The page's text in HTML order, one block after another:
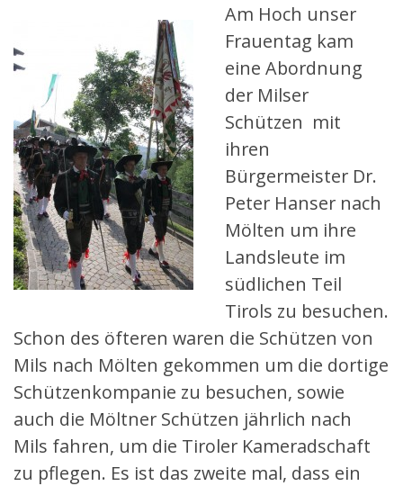
Am Hoch unser
Frauentag kam
eine Abordnung
der Milser
Schützen mit
ihren
Bürgermeister Dr.
Peter Hanser nach
Mölten um ihre
Landsleute im
südlichen Teil
Tirols zu besuchen.
Schon des öfteren waren die Schützen von
Mils nach Mölten gekommen um die dortige
Schützenkompanie zu besuchen, sowie
auch die Möltner Schützen jährlich nach
Mils fahren, um die Tiroler Kameradschaft
zu pflegen. Es ist das zweite mal, dass ein